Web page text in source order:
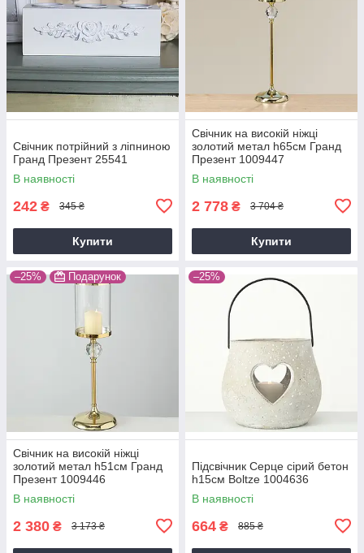
Свічник потрійний з ліпниною
Гранд Презент 25541
В наявності
242 ₴ 345 ₴
Купити
Свічник на високій ніжці
золотий метал h65см Гранд
Презент 1009447
В наявності
2 778 ₴ 3 704 ₴
Купити
–25% Подарунок
Свічник на високій ніжці
золотий метал h51см Гранд
Презент 1009446
В наявності
2 380 ₴ 3 173 ₴
–25%
Підсвічник Серце сірий бетон
h15см Boltze 1004636
В наявності
664 ₴ 885 ₴